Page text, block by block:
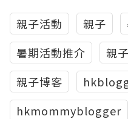
親子活動 親子
暑期活動推介
親
親子博客
hkmommyblogger